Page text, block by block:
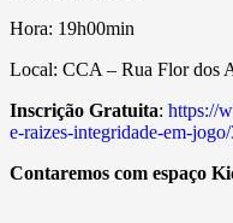
Hora: 19h00min
Local: CCA – Rua Flor dos
Inscrição Gratuita: https://
e-raizes-integridade-em-
Contaremos com espaço